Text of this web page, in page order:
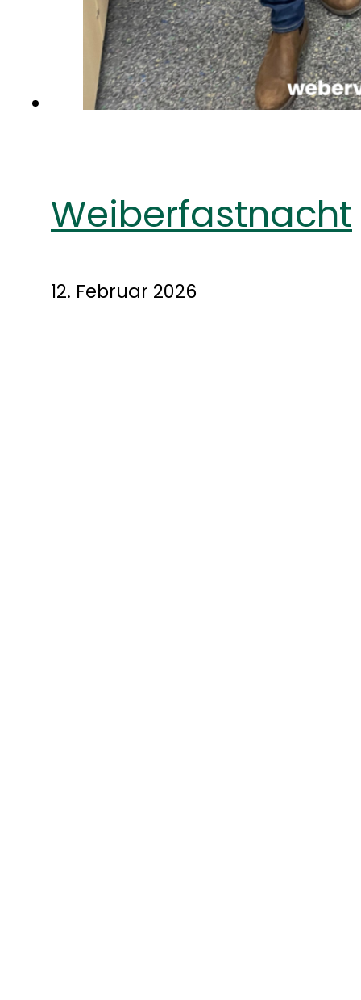
Weiberfastnacht
12. Februar 2026